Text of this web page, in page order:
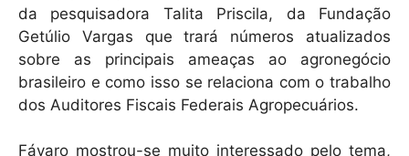
da pesquisadora Talita Priscila, da Fundação
Getúlio Vargas que trará números atualizados
sobre as principais ameaças ao agronegócio
brasileiro e como isso se relaciona com o trabalho
dos Auditores Fiscais Federais Agropecuários.
Fávaro mostrou-se muito interessado pelo tema,